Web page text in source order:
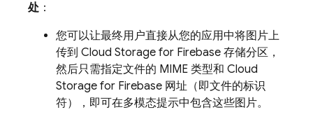
处 ：
您可以让最终用户直接从您的应用中将图片上
传到 Cloud Storage for Firebase 存储分区，
然后只需指定文件的 MIME 类型和 Cloud
Storage for Firebase 网址（即文件的标识
符），即可在多模态提示中包含这些图片。